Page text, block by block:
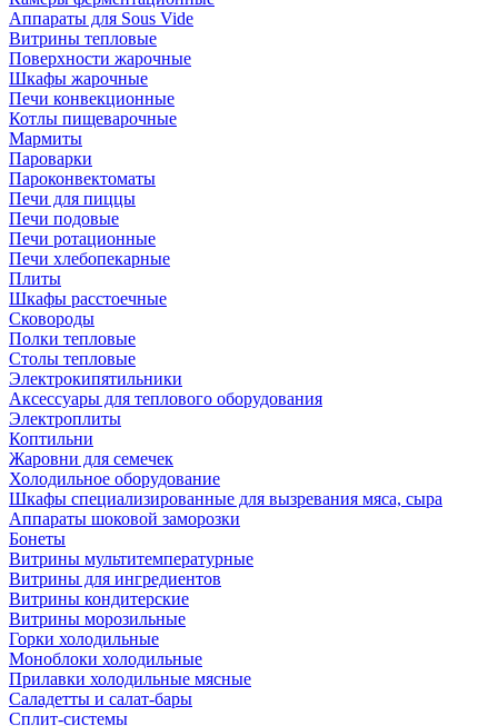
Аппараты для Sous Vide
Витрины тепловые
Поверхности жарочные
Шкафы жарочные
Печи конвекционные
Котлы пищеварочные
Мармиты
Пароварки
Пароконвектоматы
Печи для пиццы
Печи подовые
Печи ротационные
Печи хлебопекарные
Плиты
Шкафы расстоечные
Сковороды
Полки тепловые
Столы тепловые
Электрокипятильники
Аксессуары для теплового оборудования
Электроплиты
Коптильни
Жаровни для семечек
Холодильное оборудование
Шкафы специализированные для вызревания мяса, сыра
Аппараты шоковой заморозки
Бонеты
Витрины мультитемпературные
Витрины для ингредиентов
Витрины кондитерские
Витрины морозильные
Горки холодильные
Моноблоки холодильные
Прилавки холодильные мясные
Саладетты и салат-бары
Сплит-системы